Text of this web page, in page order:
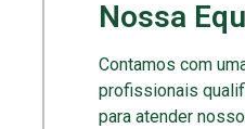
Nossa
Contamos com
profissionais
para atender